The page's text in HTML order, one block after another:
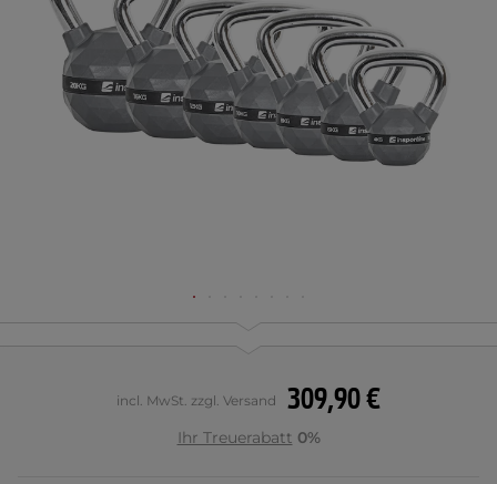
309,90 €
incl. MwSt. zzgl. Versand
Ihr Treuerabatt 0%